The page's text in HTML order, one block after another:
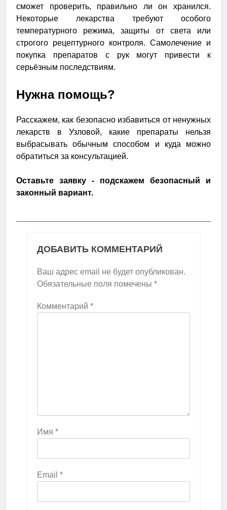
сможет проверить, правильно ли он хранился.
Некоторые лекарства требуют особого
температурного режима, защиты от света или
строгого рецептурного контроля. Самолечение и
покупка препаратов с рук могут привести к
серьёзным последствиям.
Нужна помощь?
Расскажем, как безопасно избавиться от ненужных
лекарств в Узловой, какие препараты нельзя
выбрасывать обычным способом и куда можно
обратиться за консультацией.
Оставьте заявку - подскажем безопасный и
законный вариант.
ДОБАВИТЬ КОММЕНТАРИЙ
Ваш адрес email не будет опубликован.
Обязательные поля помечены *
Комментарий *
Имя *
Email *